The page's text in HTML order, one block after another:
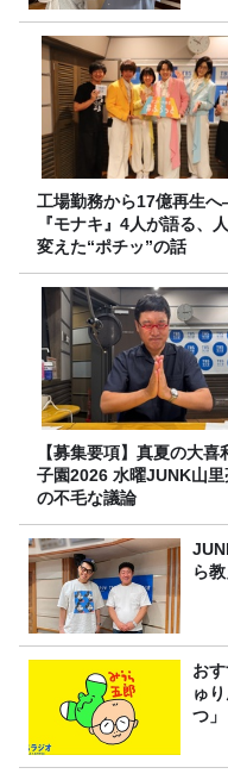
工場勤務から17億再生
『モナキ』4人が語る、
変えた“ポチッ”の話
【募集要項】真夏の大喜
子園2026 水曜JUNK山里
の不毛な議論
JUNK バナナマン「錦鯉
ら
お
ゅ
つ」